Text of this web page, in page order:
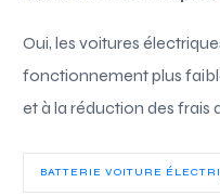
Oui, les voitures
fonctionnement plus
et à la réduction des frais
BATTERIE VOITURE